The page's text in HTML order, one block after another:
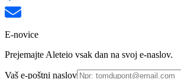
E-novice
Prejemajte Aleteio vsak dan na svoj e-naslov.
Vaš e-poštni naslov